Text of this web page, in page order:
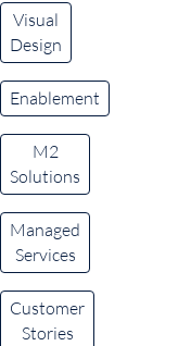
Visual
Design
Enablement
M2
Solutions
Managed
Services
Customer
Stories